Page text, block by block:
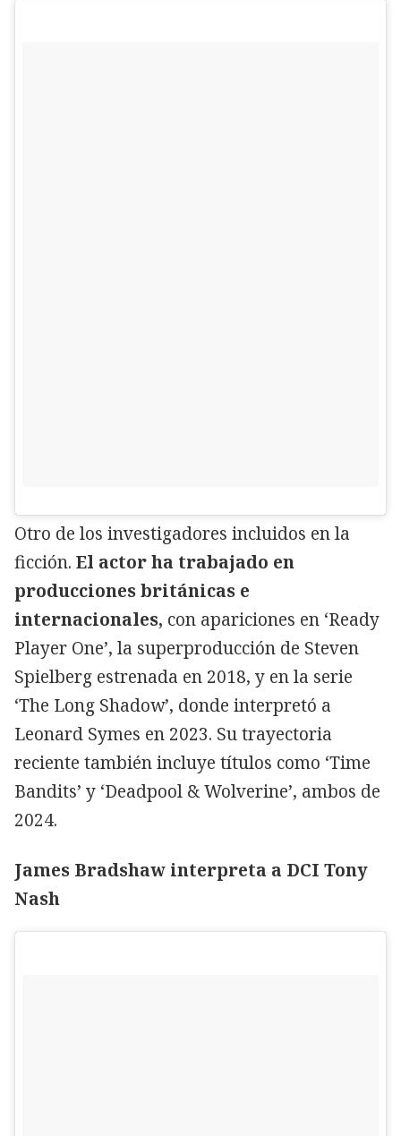
Otro de los investigadores incluidos en la
ficción. El actor ha trabajado en
producciones británicas e
internacionales, con apariciones en ‘Ready
Player One’, la superproducción de Steven
Spielberg estrenada en 2018, y en la serie
‘The Long Shadow’, donde interpretó a
Leonard Symes en 2023. Su trayectoria
reciente también incluye títulos como ‘Time
Bandits’ y ‘Deadpool & Wolverine’, ambos de
2024.
James Bradshaw interpreta a DCI Tony
Nash